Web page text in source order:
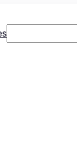
Rechercher